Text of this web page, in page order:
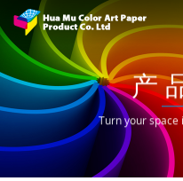
产
Turn your space